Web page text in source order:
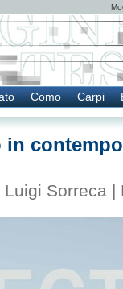
Como Carpi
Sorreca |